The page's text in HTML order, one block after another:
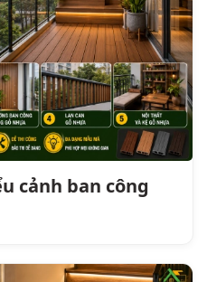
cảnh ban công